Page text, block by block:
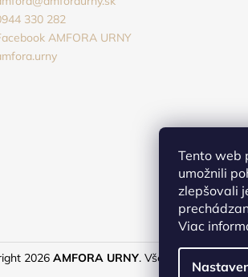
Tento web
umožnili
zlepšovali
Viac
330 282
AMFORA URNY
2026 AMFORA URNY. Všetky práva